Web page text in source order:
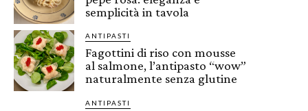
semplicità in tavola
ANTIPASTI
Fagottini di riso con mousse
al salmone, l’antipasto “wow”
naturalmente senza glutine
ANTIPASTI